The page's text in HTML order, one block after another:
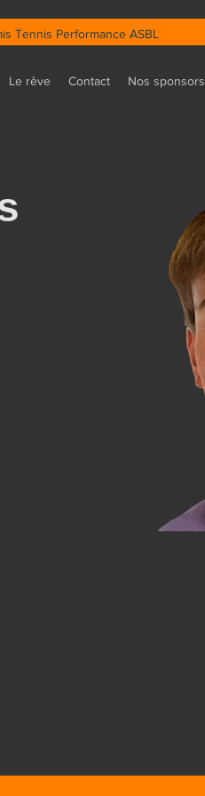
Le rêve Contact Nos sponsors
Tennis Performance ASBL